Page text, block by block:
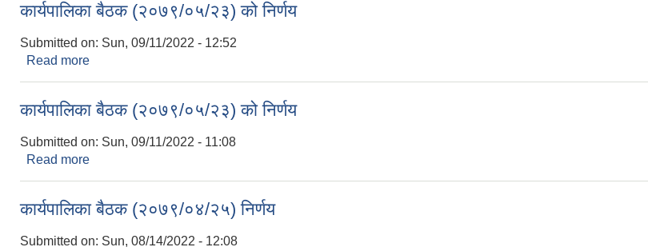
कार्यपालिका बैठक (२०७९/०५/२३) को निर्णय
Submitted on: Sun, 09/11/2022 - 12:52
Read more
कार्यपालिका बैठक (२०७९/०५/२३) को निर्णय
Submitted on: Sun, 09/11/2022 - 11:08
Read more
कार्यपालिका बैठक (२०७९/०४/२५) निर्णय
Submitted on: Sun, 08/14/2022 - 12:08